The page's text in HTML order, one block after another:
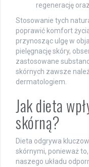
regenerację
Stosowanie tych
poprawić komfort
przynosząc ulgę w
pielęgnację skóry,
zastosowane
skórnych zawsze
dermatologiem.
Jak dieta
skórną?
Dieta odgrywa
skórnymi, ponieważ
naszego układu